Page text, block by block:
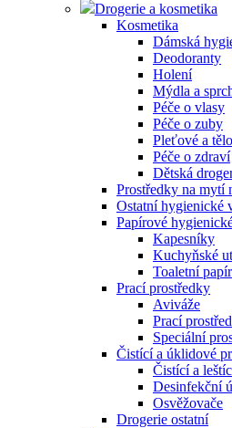
Drogerie a kosmetika
Kosmetika
Dámská
Deodoranty
Holení
Mýdla a
Péče o vlasy
Péče o zuby
Pleťové a
Péče o zdraví
Dětská
Prostředky na mytí
Ostatní hygienické
Papírové
Kapesníky
Kuchyňské
Toaletní papír
Prací prostředky
Aviváže
Prací
Speciální
Čistící a úklidové
Čistící a
Desinfekční
Osvěžovače
Drogerie ostatní